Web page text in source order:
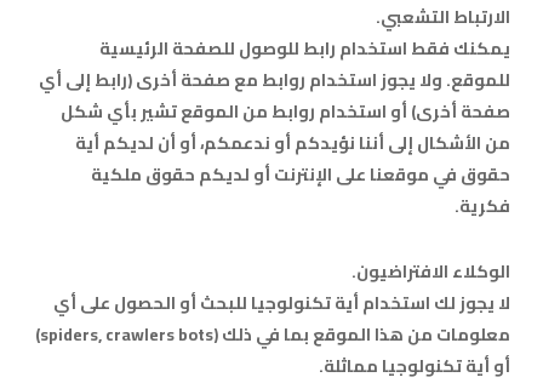
الارتباط التشعبي.
يمكنك فقط استخدام رابط للوصول للصفحة الرئيسية
للموقع. ولا يجوز استخدام روابط مع صفحة أخرى (رابط إلى أي
صفحة أخرى) أو استخدام روابط من الموقع تشير بأي شكل
من الأشكال إلى أننا نؤيدكم أو ندعمكم، أو أن لديكم أية
حقوق في موقعنا على الإنترنت أو لديكم حقوق ملكية
فكرية.
الوكلاء الافتراضيون.
لا يجوز لك استخدام أية تكنولوجيا للبحث أو الحصول على أي
معلومات من هذا الموقع بما في ذلك (spiders, crawlers bots)
أو أية تكنولوجيا مماثلة.